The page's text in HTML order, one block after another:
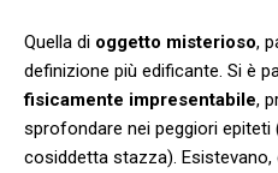
Quella di oggetto misterioso,
definizione più edificante. Si è
fisicamente impresentabile,
sprofondare nei peggiori epiteti
cosiddetta stazza). Esistevano,